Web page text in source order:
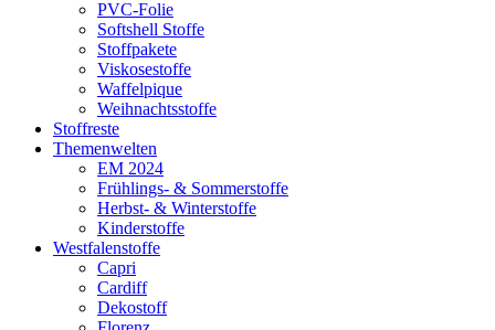
PVC-Folie
Softshell Stoffe
Stoffpakete
Viskosestoffe
Waffelpique
Weihnachtsstoffe
Stoffreste
Themenwelten
EM 2024
Frühlings- & Sommerstoffe
Herbst- & Winterstoffe
Kinderstoffe
Westfalenstoffe
Capri
Cardiff
Dekostoff